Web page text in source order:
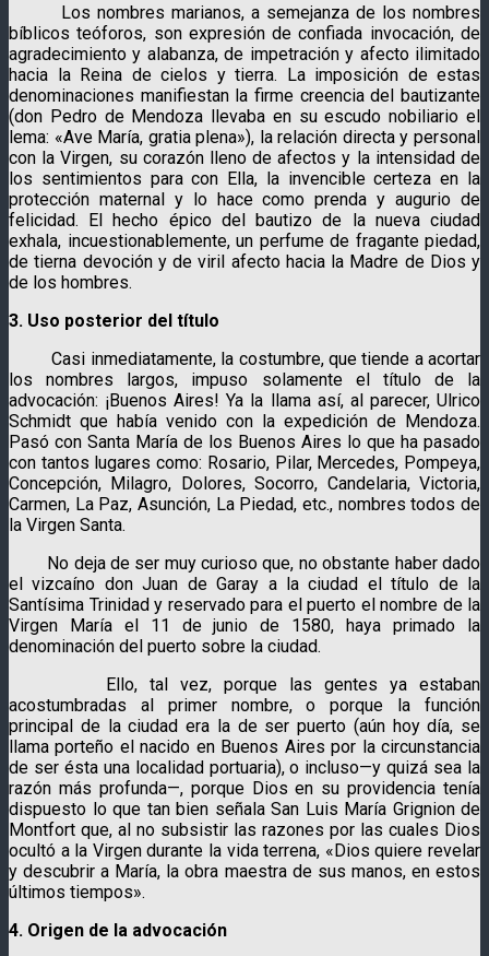
Los nombres marianos, a semejanza de los nombres
bíblicos teóforos, son expresión de confiada invocación, de
agradecimiento y alabanza, de impetración y afecto ilimitado
hacia la Reina de cielos y tierra. La imposición de estas
denominaciones manifiestan la firme creencia del bautizante
(don Pedro de Mendoza llevaba en su escudo nobiliario el
lema: «Ave María, gratia plena»), la relación directa y personal
con la Virgen, su corazón lleno de afectos y la intensidad de
los sentimientos para con Ella, la invencible certeza en la
protección maternal y lo hace como prenda y augurio de
felicidad. El hecho épico del bautizo de la nueva ciudad
exhala, incuestionablemente, un perfume de fragante piedad,
de tierna devoción y de viril afecto hacia la Madre de Dios y
de los hombres.
3. Uso posterior del título
Casi inmediatamente, la costumbre, que tiende a acortar
los nombres largos, impuso solamente el título de la
advocación: ¡Buenos Aires! Ya la llama así, al parecer, Ulrico
Schmidt que había venido con la expedición de Mendoza.
Pasó con Santa María de los Buenos Aires lo que ha pasado
con tantos lugares como: Rosario, Pilar, Mercedes, Pompeya,
Concepción, Milagro, Dolores, Socorro, Candelaria, Victoria,
Carmen, La Paz, Asunción, La Piedad, etc., nombres todos de
la Virgen Santa.
No deja de ser muy curioso que, no obstante haber dado
el vizcaíno don Juan de Garay a la ciudad el título de la
Santísima Trinidad y reservado para el puerto el nombre de la
Virgen María el 11 de junio de 1580, haya primado la
denominación del puerto sobre la ciudad.
Ello, tal vez, porque las gentes ya estaban
acostumbradas al primer nombre, o porque la función
principal de la ciudad era la de ser puerto (aún hoy día, se
llama porteño el nacido en Buenos Aires por la circunstancia
de ser ésta una localidad portuaria), o incluso—y quizá sea la
razón más profunda—, porque Dios en su providencia tenía
dispuesto lo que tan bien señala San Luis María Grignion de
Montfort que, al no subsistir las razones por las cuales Dios
ocultó a la Virgen durante la vida terrena, «Dios quiere revelar
y descubrir a María, la obra maestra de sus manos, en estos
últimos tiempos».
4. Origen de la advocación